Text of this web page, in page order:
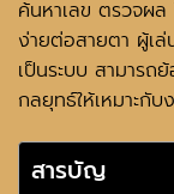
ค้นหาเลข ตรวจผล
ง่ายต่อสายตา ผู้เล่
เป็นระบบ สามารถ
กลยุทธ์ให้เหมาะกับ
สารบัญ